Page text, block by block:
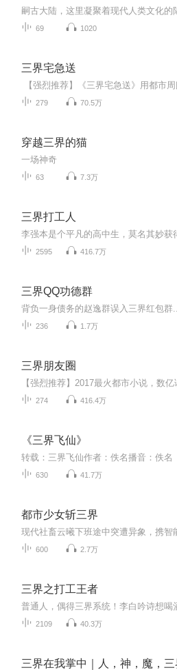
69 1020
三界宅急送
279 70.5万
穿越三界的猫
一场神奇
63 7.3万
三界打工人
2595 416.7万
三界QQ功德群
236 1.7万
三界朋友圈
274 416.4万
《三界飞仙》
转载：三界飞仙作者：佚名播音：
630 41.7万
都市少女斩三界
600 2.7万
三界之打工王者
2109 40.3万
三界在我掌中｜人，神，魔，